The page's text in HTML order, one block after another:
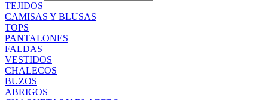
TEJIDOS
CAMISAS Y BLUSAS
TOPS
PANTALONES
FALDAS
VESTIDOS
CHALECOS
BUZOS
ABRIGOS